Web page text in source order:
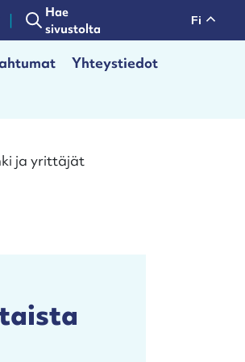
Hae
sivustolta
Yhteystiedot
ja yrittäjät
fi